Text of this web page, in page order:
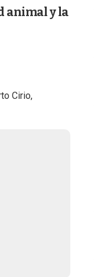
animal y la
Cirio,